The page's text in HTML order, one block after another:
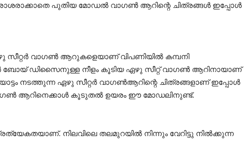
പുതിയ മോഡല്‍ വാഗണ്‍ ആറിന്റെ ചിത്രങ്ങള്‍ ഇപ്പോള്‍
സീറ്റര്‍ വാഗണ്‍ ആറുകളെയാണ് വിപണിയില്‍ കമ്പനി
ബോയ് ഡിസൈനുള്ള നീളം കൂടിയ ഏഴു സീറ്റ് വാഗണ്‍ ആറിനായാണ്
നടത്തുന്ന ഏഴു സീറ്റര്‍ വാഗണ്‍ആറിന്റെ ചിത്രങ്ങളാണ് ഇപ്പോള്‍
ആറിനെക്കാള്‍ കൂടുതല്‍ ഉയരം ഈ മോഡലിനുണ്ട്.
നിലവിലെ തലമുറയില്‍ നിന്നും വേറിട്ടു നില്‍ക്കുന്ന